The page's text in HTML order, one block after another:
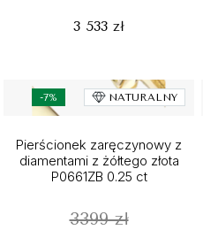
3 533 zł
-7% NATURALNY
Pierścionek zaręczynowy z
diamentami z żółtego złota
P0661ZB 0.25 ct
3399 zł